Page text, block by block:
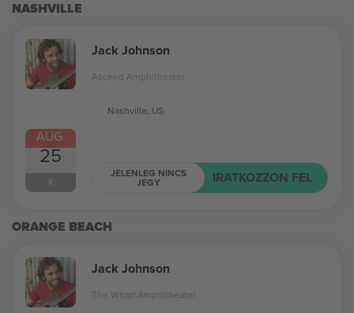
NASHVILLE
AUG.
25
K
Jack Johnson
Ascend Amphitheater
Nashville, US
JELENLEG NINCS
JEGY IRATKOZZON FEL
ORANGE BEACH
Jack Johnson
The Wharf Amphitheater